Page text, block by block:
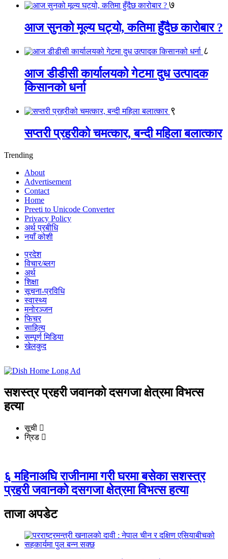
७
आज सुनको मूल्य घट्यो, कतिमा हुँदैछ कारोबार ?
८
आज डीडीसी कार्यालयको गेटमा दुध उत्पादक
किसानको धर्ना
९
सप्तरी प्रहरीको चमत्कार, बन्दी महिला बलात्कार
Trending
About
Advertisement
Contact
Home
Preeti to Unicode Converter
Privacy Policy
अर्थ प्रबीधि
नयाँ कोशी
प्रदेश
विचार/ब्लग
अर्थ
शिक्षा
सूचना-प्रविधि
स्वास्थ्य
मनोरञ्जन
फिचर
साहित्य
सम्पूर्ण मिडिया
खेलकुद
सशस्त्र प्रहरी जवानको दसगजा क्षेत्रमा विभत्स
हत्या
सूची
ग्रिड
६ महिनाअघि राजीनामा गरी घरमा बसेका सशस्त्र
प्रहरी जवानको दसगजा क्षेत्रमा विभत्स हत्या
ताजा अपडेट